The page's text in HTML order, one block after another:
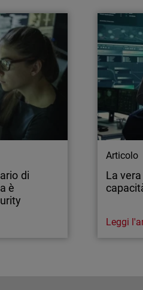
di
è
Articolo
La
Leggi